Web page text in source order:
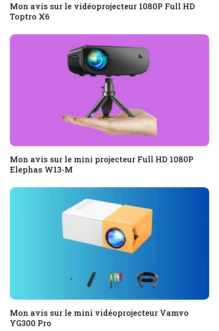
Mon avis sur le vidéoprojecteur 1080P Full HD
Toptro X6
Mon avis sur le mini projecteur Full HD 1080P
Elephas W13-M
Mon avis sur le mini vidéoprojecteur Vamvo
YG300 Pro